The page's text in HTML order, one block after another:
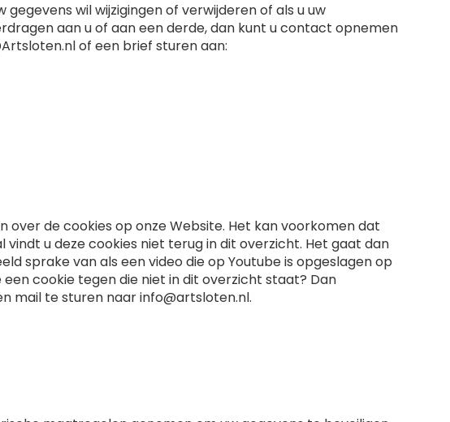
gegevens wil wijzigingen of verwijderen of als u uw
aan u of aan een derde, dan kunt u contact opnemen
of een brief sturen aan:
de cookies op onze Website. Het kan voorkomen dat
u deze cookies niet terug in dit overzicht. Het gaat dan
sprake van als een video die op Youtube is opgeslagen op
cookie tegen die niet in dit overzicht staat? Dan
mail te sturen naarinfo@artsloten.nl.